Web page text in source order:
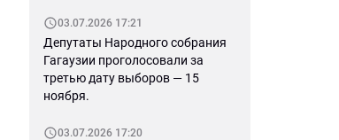
03.07.2026 17:21
Депутаты Народного собрания
Гагаузии проголосовали за
третью дату выборов — 15
ноября.
03.07.2026 17:20